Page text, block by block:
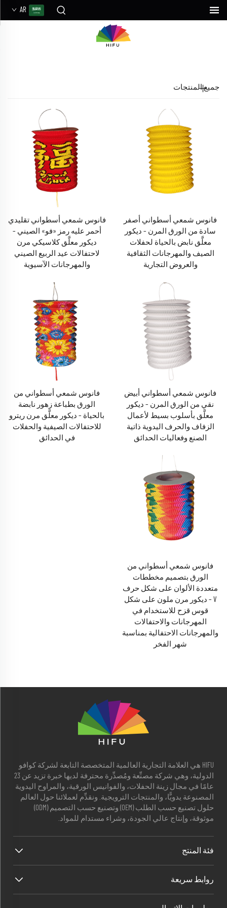
AR
جميع المنتجات
فانوس شمعي أسطواني أصفر
سادة من الورق المرن – ديكور
معلَّق نابض بالحياة لحفلات
الصيف والمهرجانات الثقافية
والعروض التجارية
فانوس شمعي أسطواني تقليدي
أحمر عليه رمز «فو» الصيني –
ديكور معلَّق كلاسيكي مرن
لاحتفالات عيد الربيع الصيني
والمهرجانات الآسيوية
فانوس شمعي أسطواني أبيض
نقي من الورق المرن – ديكور
معلَّق بأسلوب بسيط لأعمال
الزفاف والحرف اليدوية ذاتية
الصنع وفعاليات الحدائق
فانوس شمعي أسطواني من
الورق بطباعة زهور نابضة
بالحياة – ديكور معلَّق مرن ريترو
للاحتفالات الصيفية والحفلات
في الحدائق
فانوس شمعي أسطواني من
الورق بتصميم مخططات
متعددة الألوان على شكل حرف
V – ديكور مرن ملون على شكل
قوس قزح للاستخدام في
المهرجانات والاحتفالات
والمهرجانات الاحتفالية بمناسبة
شهر الفخر
HIFU هي العلامة التجارية العالمية المتخصصة التابعة لشركة كوافو
الدولية، وهي شركة مصنِّعة ومُصدِّرة محترفة لديها خبرة تزيد عن 23
عامًا في مجال زينة الحفلات، والفوانيس الورقية، والمراوح اليدوية
المصنوعة يدويًّا، والمنتجات الترويجية. ونقدِّم لعملائنا حول العالم
حلول تصنيع حسب الطلب (OEM) وتصنيع حسب التصميم (ODM)
موثوقة، وإنتاج عالي الجودة، وشراء مستدام للمواد.
فئة المنتج
روابط سريعة